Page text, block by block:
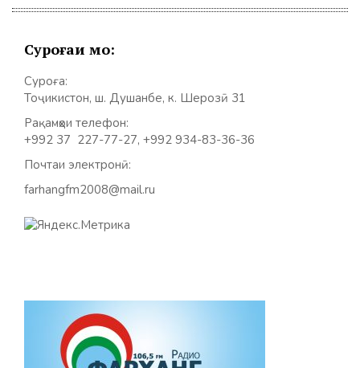
Суроғаи мо:
Суроға:
Тоҷикистон, ш. Душанбе, к. Шерозӣ 31
Рақамҳои телефон:
+992 37 227-77-27, +992 934-83-36-36
Почтаи электронӣ:
farhangfm2008@mail.ru